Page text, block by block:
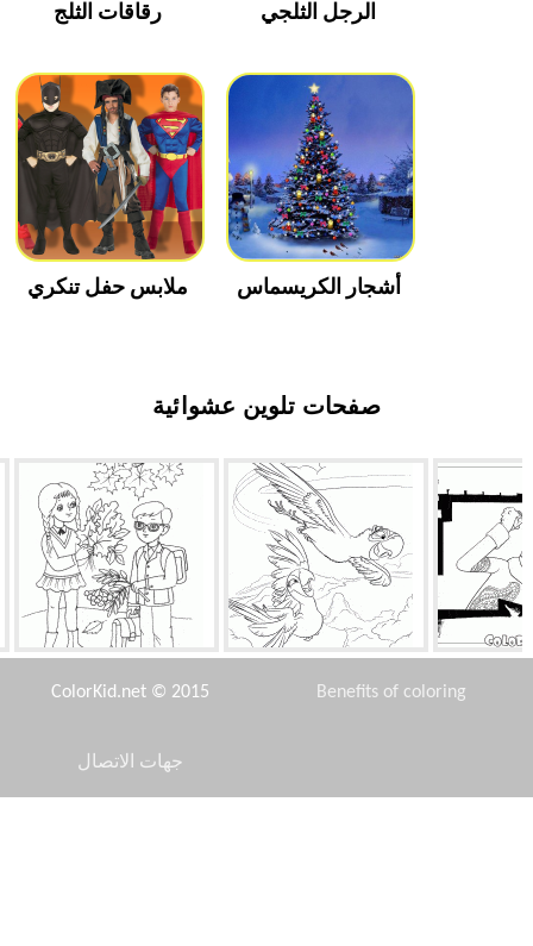
رقاقات الثلج الرجل الثلجي
ملابس حفل تنكري أشجار الكريسماس
صفحات تلوين عشوائية
مدرسة ابتدائية الببغاوات الطائر الشر
ColorKid.net © 2015 Benefits of coloring
جهات الاتصال